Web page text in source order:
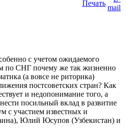
с учетом ожидаемого
по СНГ почему же так жизненно
(а вовсе не риторика)
постсоветских стран? Как
и недопонимание того, а
посильный вклад в развитие
с участием известных и
Юлий Юсупов (Узбекистан) и